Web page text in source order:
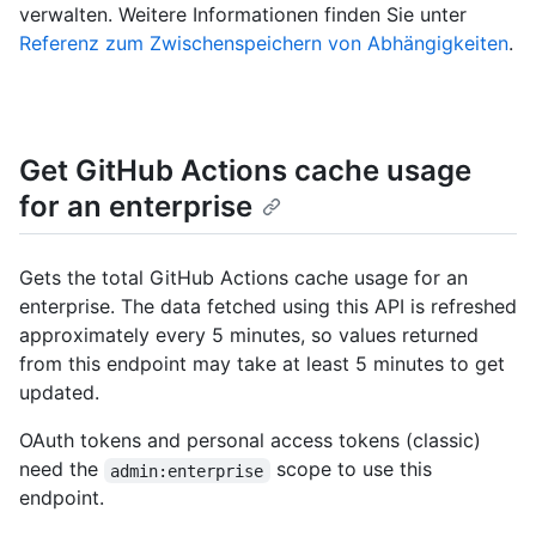
verwalten. Weitere Informationen finden Sie unter
Referenz zum Zwischenspeichern von Abhängigkeiten.
Get GitHub Actions cache usage
for an enterprise
Gets the total GitHub Actions cache usage for an
enterprise. The data fetched using this API is refreshed
approximately every 5 minutes, so values returned
from this endpoint may take at least 5 minutes to get
updated.
OAuth tokens and personal access tokens (classic)
need the
admin:enterprise
scope to use this
endpoint.